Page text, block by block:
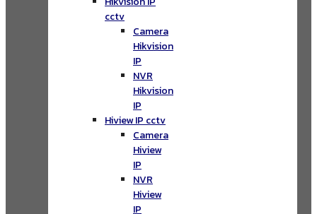
cctv
Camera
Hikvision
IP
NVR
Hikvision
IP
Hiview IP cctv
Camera
Hiview
IP
NVR
Hiview
IP